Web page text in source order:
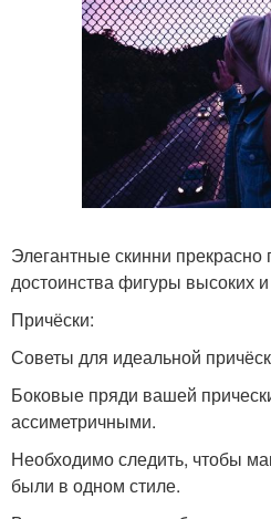
Элегантные скинни прекрасно
достоинства фигуры высоких
Причёски:
Советы для идеальной
Боковые пряди вашей
ассиметричными.
Необходимо следить, чтобы
были в одном стиле.